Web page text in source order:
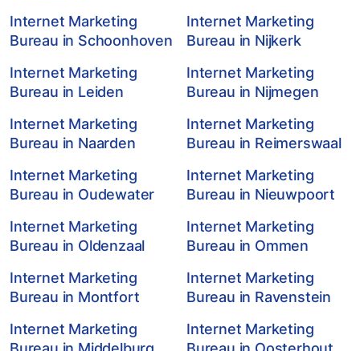
Internet Marketing
Bureau in Schoonhoven
Internet Marketing
Bureau in Nijkerk
Internet Marketing
Bureau in Leiden
Internet Marketing
Bureau in Nijmegen
Internet Marketing
Bureau in Naarden
Internet Marketing
Bureau in Reimerswaal
Internet Marketing
Bureau in Oudewater
Internet Marketing
Bureau in Nieuwpoort
Internet Marketing
Bureau in Oldenzaal
Internet Marketing
Bureau in Ommen
Internet Marketing
Bureau in Montfort
Internet Marketing
Bureau in Ravenstein
Internet Marketing
Internet Marketing